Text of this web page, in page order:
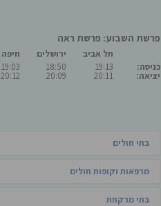
פרשת השבוע: פרשת ראה
כניסה:
יציאה:
תל אביב
19:13
20:11
ירושלים
18:50
20:09
חיפה
19:03
20:12
בתי חולים
מרפאות וקופות חולים
בתי מרקחת